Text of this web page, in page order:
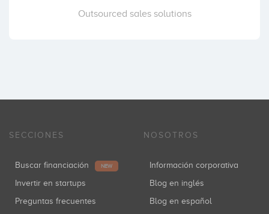
Outsourced sales solutions
SECCIONES
Buscar financiación NEW
Invertir en startups
Preguntas frecuentes
NOSOTROS
Información corporativa
Blog en inglés
Blog en español